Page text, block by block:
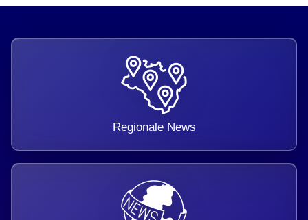
Regionale News